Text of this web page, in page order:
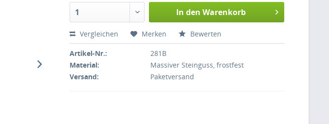
In den Warenkorb
Vergleichen Merken Bewerten
Artikel-Nr.:
281B
Material:
Massiver Steinguss, frostfest
Versand:
Paketversand